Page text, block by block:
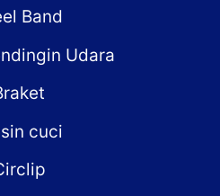
Band
Udara
cuci